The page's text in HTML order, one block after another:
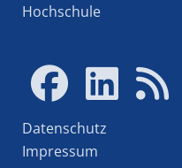
Hochschule
Datenschutz
Impressum